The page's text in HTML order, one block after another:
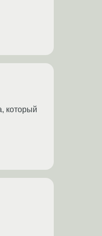
который